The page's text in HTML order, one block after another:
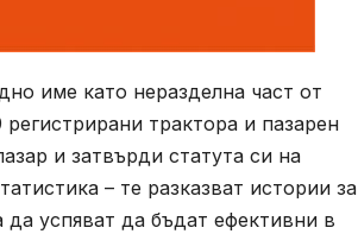
име като неразделна част от
трактора и пазарен
и затвърди статута си на
– те разказват истории за
успяват да бъдат ефективни в